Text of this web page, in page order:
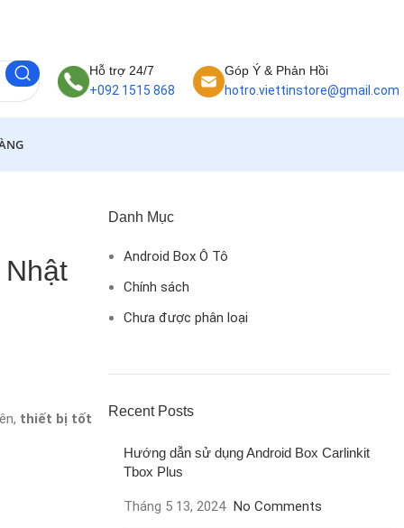
Hỗ trợ 24/7
+092 1515 868
Góp Ý & Phản Hồi
hotro.viettinstore@gmail.com
thiết bị tốt
Danh Mục
Android Box Ô Tô
Chính sách
Chưa được phân loại
Recent Posts
Hướng dẫn sử dụng Android Box Carlinkit
Tbox Plus
Tháng 5 13, 2024 No Comments